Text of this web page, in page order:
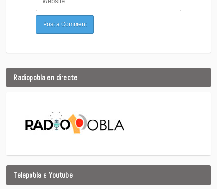
Radiopobla en directe
Telepobla a Youtube